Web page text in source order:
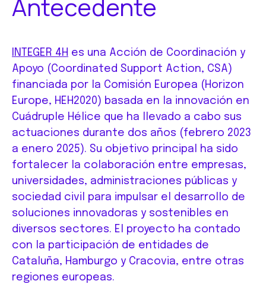
Antecedente
INTEGER 4H es una Acción de Coordinación y
Apoyo (Coordinated Support Action, CSA)
financiada por la Comisión Europea (Horizon
Europe, HEH2020) basada en la innovación en
Cuádruple Hélice que ha llevado a cabo sus
actuaciones durante dos años (febrero 2023
a enero 2025). Su objetivo principal ha sido
fortalecer la colaboración entre empresas,
universidades, administraciones públicas y
sociedad civil para impulsar el desarrollo de
soluciones innovadoras y sostenibles en
diversos sectores. El proyecto ha contado
con la participación de entidades de
Cataluña, Hamburgo y Cracovia, entre otras
regiones europeas.